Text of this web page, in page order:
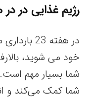
رژیم غذایی در
در هفته
خود می شوید،
شما بسیار مهم
شما کمک می‌کند و